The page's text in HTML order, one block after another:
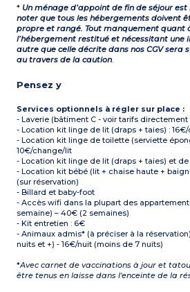
* Un ménage d’appoint de fin de séjour
noter que tous les hébergements doivent
propre et rangé. Tout manquement quant
l’hébergement restitué et nécessitant une
autre que celle décrite dans nos CGV sera
au travers de la caution.
Pensez y
Services optionnels à régler sur place :
- Laverie (bâtiment C - voir tarifs directement
- Location kit linge de lit (draps + taies) :
- Location kit linge de toilette (serviette
10€/change/lit
- Location kit linge de lit (draps + taies) et
- Location kit bébé (lit + chaise haute +
(sur réservation)
- Billard et baby-foot
- Accès wifi dans la plupart des
semaine) – 40€ (2 semaines)
- Kit entretien : 6€
- Animaux admis* (à préciser à la
nuits et +) - 16€/nuit (moins de 7 nuits)
*Avec carnet de vaccinations à jour et
être tenus en laisse dans l'enceinte de la